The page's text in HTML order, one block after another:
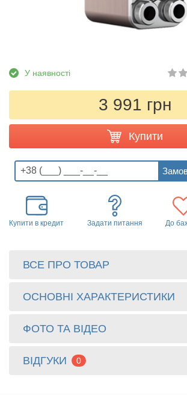
У наявності
3 991 грн
Купити
Купити в кредит Задати питання До
ВСЕ ПРО ТОВАР
ОСНОВНІ ХАРАКТЕРИСТИКИ
ФОТО ТА ВІДЕО
ВІДГУКИ 0